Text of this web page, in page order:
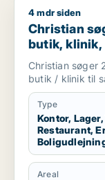
Christian søger
4 mdr siden
Christian
butik, klinik,
København
Christian
butik / klinik til
Type
Kontor,
Restaurant,
Areal